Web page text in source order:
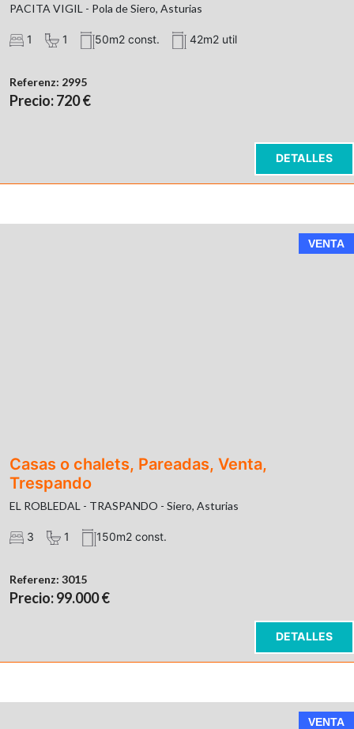
PACITA VIGIL - Pola de Siero, Asturias
1 1 50m2 const. 42m2 util
Referenz: 2995
Precio: 720 €
DETALLES
VENTA
Casas o chalets, Pareadas, Venta,
Trespando
EL ROBLEDAL - TRASPANDO - Siero, Asturias
3 1 150m2 const.
Referenz: 3015
Precio: 99.000 €
DETALLES
VENTA